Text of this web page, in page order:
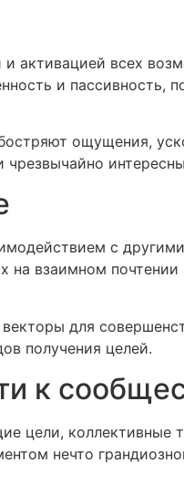
активацией всех
и пассивность,
ощущения,
с
на взаимном почтении
для
получения целей.
к
цели, коллективные
нечто